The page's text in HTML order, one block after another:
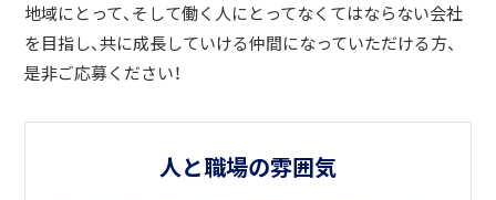
地域にとって、そして働く人にとってなくてはならない会社
を目指し、共に成長していける仲間になっていただける方、
是非ご応募ください！
人と職場の雰囲気